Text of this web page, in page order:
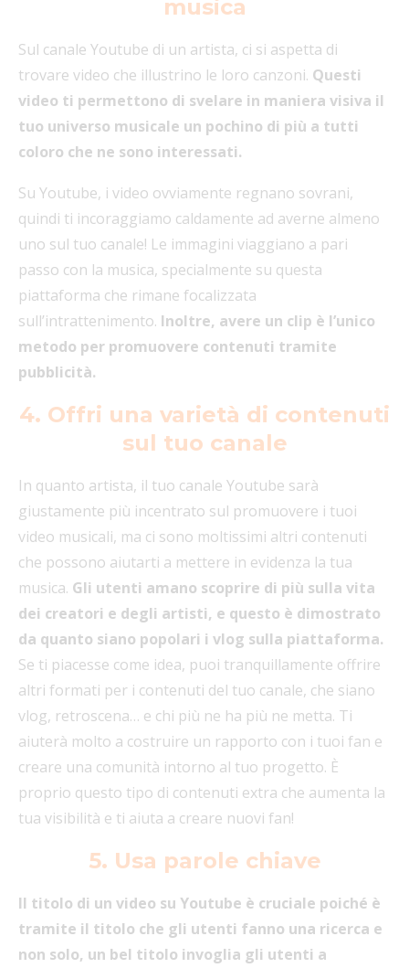
musica
Sul canale Youtube di un artista, ci si aspetta di
trovare video che illustrino le loro canzoni. Questi
video ti permettono di svelare in maniera visiva il
tuo universo musicale un pochino di più a tutti
coloro che ne sono interessati.
Su Youtube, i video ovviamente regnano sovrani,
quindi ti incoraggiamo caldamente ad averne almeno
uno sul tuo canale! Le immagini viaggiano a pari
passo con la musica, specialmente su questa
piattaforma che rimane focalizzata
sull’intrattenimento. Inoltre, avere un clip è l’unico
metodo per promuovere contenuti tramite
pubblicità.
4. Offri una varietà di contenuti
sul tuo canale
In quanto artista, il tuo canale Youtube sarà
giustamente più incentrato sul promuovere i tuoi
video musicali, ma ci sono moltissimi altri contenuti
che possono aiutarti a mettere in evidenza la tua
musica. Gli utenti amano scoprire di più sulla vita
dei creatori e degli artisti, e questo è dimostrato
da quanto siano popolari i vlog sulla piattaforma.
Se ti piacesse come idea, puoi tranquillamente offrire
altri formati per i contenuti del tuo canale, che siano
vlog, retroscena… e chi più ne ha più ne metta. Ti
aiuterà molto a costruire un rapporto con i tuoi fan e
creare una comunità intorno al tuo progetto. È
proprio questo tipo di contenuti extra che aumenta la
tua visibilità e ti aiuta a creare nuovi fan!
5. Usa parole chiave
Il titolo di un video su Youtube è cruciale poiché è
tramite il titolo che gli utenti fanno una ricerca e
non solo, un bel titolo invoglia gli utenti a